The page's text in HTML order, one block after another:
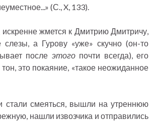
(С., X, 133).
жмется к Дмитрию Дмитричу,
слезы, а Гурову «уже» скучно (он-то
после этогопочти всегда), его
это покаяние, «такое неожиданное
стали смеяться, вышли на утреннюю
нашли извозчика и отправились